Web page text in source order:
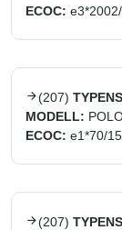
ECOC:
(207)
MODELL:
ECOC: e1*70/
(207)